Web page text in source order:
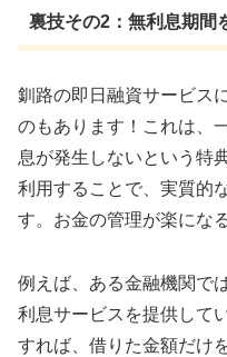
裏技その2：無利息期間
釧路の即日融資サービス
のもあります！これは、
息が発生しないという特
利用することで、実質的
す。お金の管理が楽にな
例えば、ある金融機関で
利息サービスを提供して
すれば、借りた金額だけ